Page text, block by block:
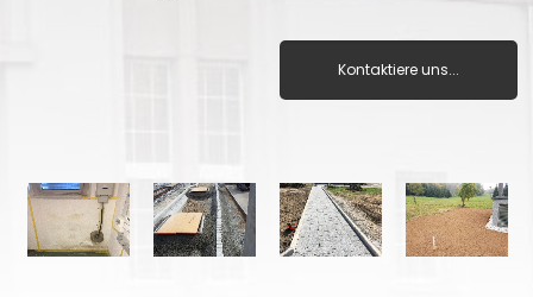
Kontaktiere uns...